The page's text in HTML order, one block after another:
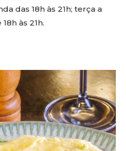
das 18h às 21h; terça a
às 21h.